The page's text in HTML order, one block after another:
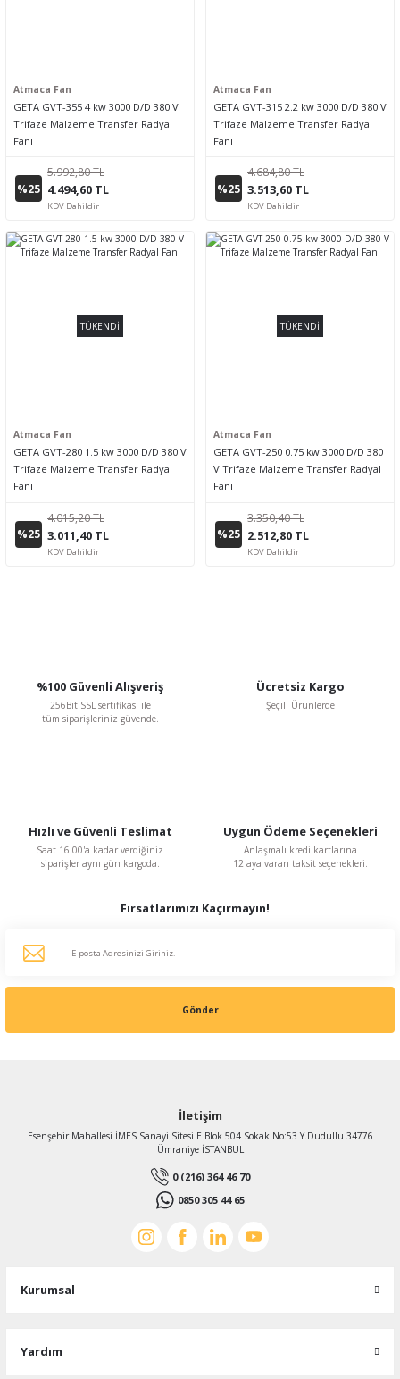
Atmaca Fan
GETA GVT-355 4 kw 3000 D/D 380 V
Trifaze Malzeme Transfer Radyal
Fanı
%25
5.992,80 TL
4.494,60 TL
KDV Dahildir
Atmaca Fan
GETA GVT-315 2.2 kw 3000 D/D 380 V
Trifaze Malzeme Transfer Radyal
Fanı
%25
4.684,80 TL
3.513,60 TL
KDV Dahildir
TÜKENDİ
Atmaca Fan
GETA GVT-280 1.5 kw 3000 D/D 380 V
Trifaze Malzeme Transfer Radyal
Fanı
%25
4.015,20 TL
3.011,40 TL
KDV Dahildir
TÜKENDİ
Atmaca Fan
GETA GVT-250 0.75 kw 3000 D/D 380
V Trifaze Malzeme Transfer Radyal
Fanı
%25
3.350,40 TL
2.512,80 TL
KDV Dahildir
%100 Güvenli Alışveriş
256Bit SSL sertifikası ile
tüm siparişleriniz güvende.
Ücretsiz Kargo
Şeçili Ürünlerde
Hızlı ve Güvenli Teslimat
Saat 16:00'a kadar verdiğiniz
siparişler aynı gün kargoda.
Uygun Ödeme Seçenekleri
Anlaşmalı kredi kartlarına
12 aya varan taksit seçenekleri.
Fırsatlarımızı Kaçırmayın!
Gönder
İletişim
Esenşehir Mahallesi İMES Sanayi Sitesi E Blok 504 Sokak No:53 Y.Dudullu 34776
Ümraniye İSTANBUL
0 (216) 364 46 70
0850 305 44 65
Kurumsal
Yardım